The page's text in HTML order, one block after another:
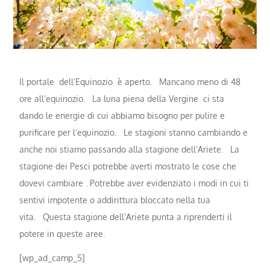
Il portale dell’Equinozio è aperto.
Mancano meno di 48
ore all’equinozio.
La luna piena della Vergine ci sta
dando le energie di cui abbiamo bisogno per pulire e
purificare per l’equinozio.
Le stagioni stanno cambiando e
anche noi stiamo passando alla stagione dell’Ariete.
La
stagione dei Pesci potrebbe averti mostrato le cose che
dovevi cambiare . Potrebbe aver evidenziato i modi in cui ti
sentivi impotente o addirittura bloccato nella tua
vita.
Questa stagione dell’Ariete punta a riprenderti il ​​
potere in queste aree.
[wp_ad_camp_5]